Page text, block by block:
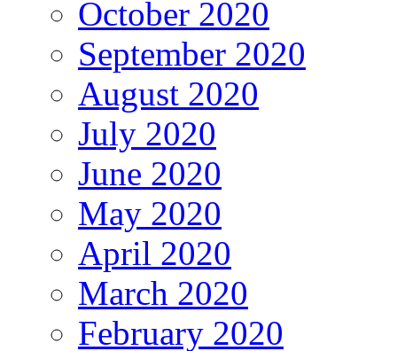
October 2020
September 2020
August 2020
July 2020
June 2020
May 2020
April 2020
March 2020
February 2020